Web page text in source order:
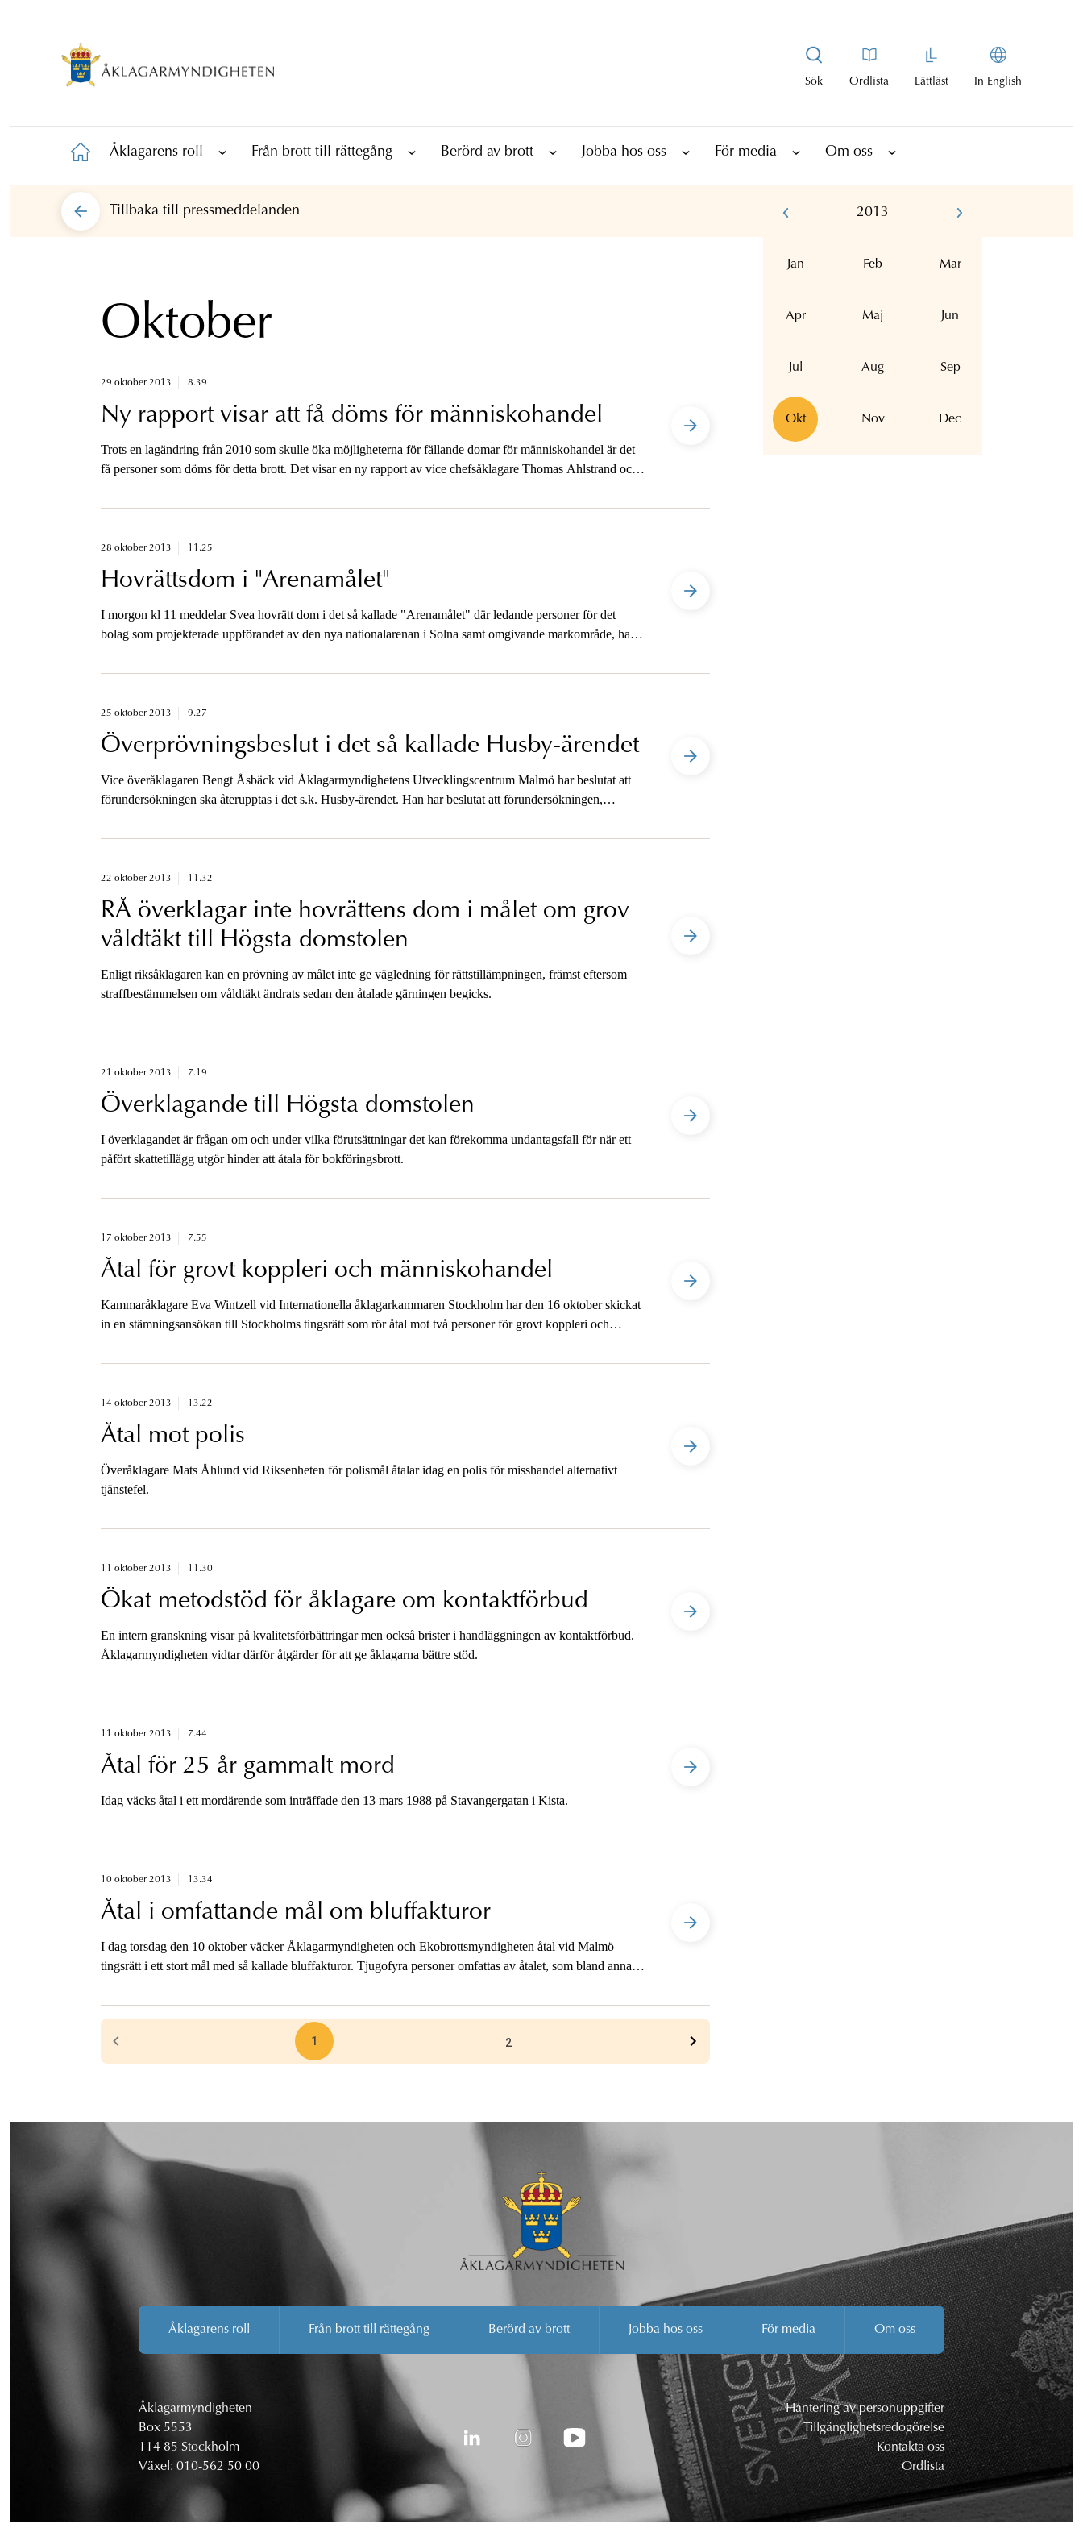
Sök Ordlista Lättläst In English
Åklagarens roll Från brott till rättegång Berörd av brott Jobba hos oss För media Om oss
Tillbaka till pressmeddelanden 2013
Jan Feb Mar
Apr Maj Jun
Jul Aug Sep
Okt Nov Dec
Oktober
29 oktober 2013 8.39
Ny rapport visar att få döms för människohandel
Trots en lagändring från 2010 som skulle öka möjligheterna för fällande domar för människohandel är det
få personer som döms för detta brott. Det visar en ny rapport av vice chefsåklagare Thomas Ahlstrand och
28 oktober 2013 11.25
Hovrättsdom i "Arenamålet"
I morgon kl 11 meddelar Svea hovrätt dom i det så kallade "Arenamålet" där ledande personer för det
bolag som projekterade uppförandet av den nya nationalarenan i Solna samt omgivande markområde, har
25 oktober 2013 9.27
Överprövningsbeslut i det så kallade Husby-ärendet
Vice överåklagaren Bengt Åsbäck vid Åklagarmyndighetens Utvecklingscentrum Malmö har beslutat att
förundersökningen ska återupptas i det s.k. Husby-ärendet. Han har beslutat att förundersökningen,
22 oktober 2013 11.32
RÅ överklagar inte hovrättens dom i målet om grov
våldtäkt till Högsta domstolen
Enligt riksåklagaren kan en prövning av målet inte ge vägledning för rättstillämpningen, främst eftersom
straffbestämmelsen om våldtäkt ändrats sedan den åtalade gärningen begicks.
21 oktober 2013 7.19
Överklagande till Högsta domstolen
I överklagandet är frågan om och under vilka förutsättningar det kan förekomma undantagsfall för när ett
påfört skattetillägg utgör hinder att åtala för bokföringsbrott.
17 oktober 2013 7.55
Åtal för grovt koppleri och människohandel
Kammaråklagare Eva Wintzell vid Internationella åklagarkammaren Stockholm har den 16 oktober skickat
in en stämningsansökan till Stockholms tingsrätt som rör åtal mot två personer för grovt koppleri och
14 oktober 2013 13.22
Åtal mot polis
Överåklagare Mats Åhlund vid Riksenheten för polismål åtalar idag en polis för misshandel alternativt
tjänstefel.
11 oktober 2013 11.30
Ökat metodstöd för åklagare om kontaktförbud
En intern granskning visar på kvalitetsförbättringar men också brister i handläggningen av kontaktförbud.
Åklagarmyndigheten vidtar därför åtgärder för att ge åklagarna bättre stöd.
11 oktober 2013 7.44
Åtal för 25 år gammalt mord
Idag väcks åtal i ett mordärende som inträffade den 13 mars 1988 på Stavangergatan i Kista.
10 oktober 2013 13.34
Åtal i omfattande mål om bluffakturor
I dag torsdag den 10 oktober väcker Åklagarmyndigheten och Ekobrottsmyndigheten åtal vid Malmö
tingsrätt i ett stort mål med så kallade bluffakturor. Tjugofyra personer omfattas av åtalet, som bland annat
1 2
Åklagarens roll Från brott till rättegång Berörd av brott Jobba hos oss För media Om oss
Åklagarmyndigheten
Box 5553
114 85 Stockholm
Växel: 010-562 50 00
Hantering av personuppgifter
Tillgänglighetsredogörelse
Kontakta oss
Ordlista